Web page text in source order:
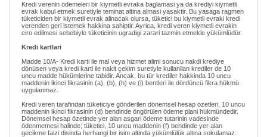
Kredi verenin ödemeleri bir kiymetli evraka baglamasi ya da krediyi kiymetli
evrak kabul etmek suretiyle teminat altina almasi yasaktir. Bu yasaga ragmen
tüketiciden bir kiymetli evrak alinacak olursa, tüketici bu kiymetli evraki kredi
verenden geri istemek hakkina sahiptir. Ayrica, kredi veren kiymetli evrakin
ciro edilmesi sebebiyle tüketicinin ugradigi zarari tazmin etmekle yükümlüdür.
Kredi kartlari
Madde 10/A- Kredi karti ile mal veya hizmet alimi sonucu nakdi krediye
dönüsen veya kredi karti ile nakit çekim suretiyle kullanilan krediler de 10
uncu madde hükümlerine tabidir. Ancak, bu tür krediler hakkinda 10 uncu
maddenin ikinci fikrasinin (a), (b), (h) ve (i) bentleri ile dördüncü fikra hükmü
uygulanmaz.
Kredi veren tarafindan tüketiciye gönderilen dönemsel hesap özetleri, 10 uncu
maddenin ikinci fikrasinin (d) bendinde öngörülen ödeme plani hükmündedir.
Dönemsel hesap özetinde yer alan asgari ödeme tutarinin vadesinde
ödenmemesi halinde; tüketici, 10 uncu maddenin (f) bendinde yer alan
gecikme faizi disinda herhangi bir isim altinda yükümlülük altina sokulamaz.